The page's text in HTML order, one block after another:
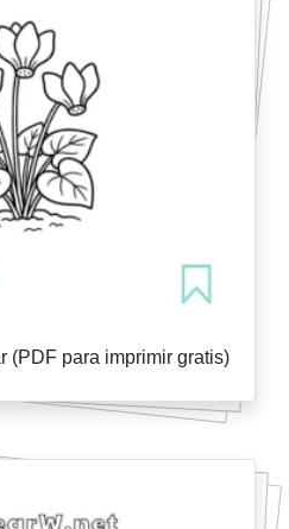
(PDF para imprimir gratis)